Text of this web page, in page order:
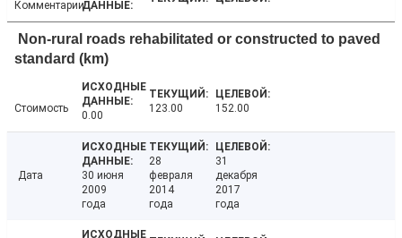
Комментарии
Non-rural roads rehabilitated or constructed to paved
standard (km)
Стоимость
0.00
123.00 152.00
Дата
30 июня
2009
года
28
февраля
2014
года
31
декабря
2017
года